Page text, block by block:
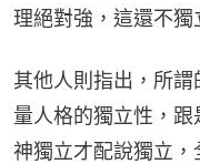
理絕對強，這還不獨
其他人則指出，所
量人格的獨立性，
神獨立才配說獨立